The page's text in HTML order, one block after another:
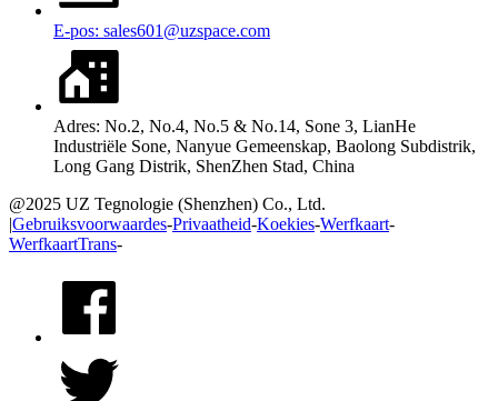
E-pos: sales601@uzspace.com
Adres: No.2, No.4, No.5 & No.14, Sone 3, LianHe
Industriële Sone, Nanyue Gemeenskap, Baolong Subdistrik,
Long Gang Distrik, ShenZhen Stad, China
@2025 UZ Tegnologie (Shenzhen) Co., Ltd.
|Gebruiksvoorwaardes-Privaatheid-Koekies-Werfkaart-
WerfkaartTrans-